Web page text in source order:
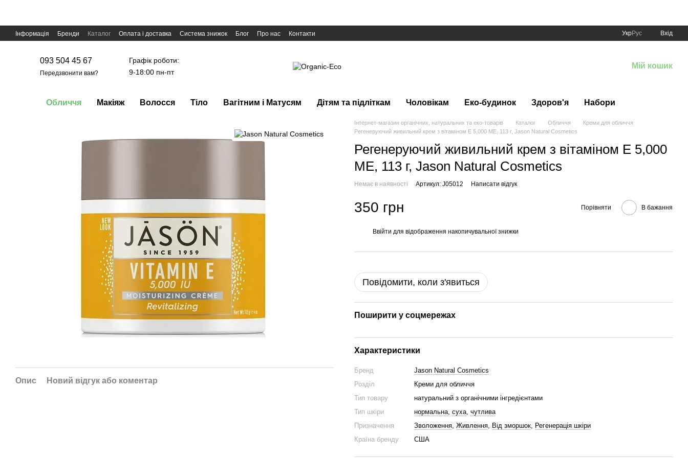
Інформація Бренди Каталог Оплата і доставка Система знижок Блог Про нас Контакти УкрРус Вхід
093 504 45 67
Передзвонити вам?
Графік роботи:
9-18:00 пн-пт
Мій кошик
Обличчя Макіяж Волосся Тіло Вагітним і Матусям Дітям та підліткам Чоловікам Еко-будинок Здоров'я Набори
Опис Новий відгук або коментар
Інтернет-магазин органічних, натуральних та еко-товарів Каталог Обличчя
Креми для обличчя
Регенеруючий живильний крем з вітаміном Е 5,000 МE, 113 г, Jason Natural Cosmetics
Регенеруючий живильний крем з вітаміном Е 5,000
МE, 113 г, Jason Natural Cosmetics
Немає в наявності Артикул: J05012 Написати відгук
350 грн Порівняти В бажання
Ввійти для відображення накопичувальної знижки
Повідомити, коли з'явиться
Поширити у соцмережах
Характеристики
Бренд
Jason Natural Cosmetics
Розділ
Креми для обличчя
Тип товару
натуральний з органічними інгредієнтами
Тип шкіри
нормальна, суха, чутлива
Призначення
Зволоження, Живлення, Від зморшок, Регенерація шкіри
Країна бренду
США